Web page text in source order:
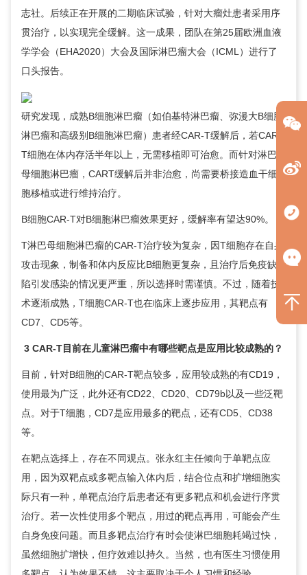
志社。后续正在开展的二期临床试验，针对大瘤灶患者采用序
贯治疗，以实现完全缓解。这一成果，团队在第25届欧洲血液
学学会（EHA2020）大会及国际淋巴瘤大会（ICML）进行了
口头报告。
研究发现，成熟B细胞淋巴瘤（如伯基特淋巴瘤、弥漫大B细胞
淋巴瘤和高级别B细胞淋巴瘤）患者经CAR-T缓解后，若CAR-
T细胞在体内存活半年以上，无需移植即可治愈。而针对淋巴
母细胞淋巴瘤，CART缓解后并非治愈，尚需要桥接造血干细
胞移植或进行维持治疗。
B细胞CAR-T对B细胞淋巴瘤效果更好，缓解率有望达90%。
T淋巴母细胞淋巴瘤的CAR-T治疗较为复杂，因T细胞存在自身
攻击现象，制备和体内反应比B细胞更复杂，且治疗后免疫缺
陷引发感染的情况更严重，所以选择时需谨慎。不过，随着技
术逐渐成熟，T细胞CAR-T也在临床上逐步应用，其靶点有
CD7、CD5等。
3 CAR-T目前在儿童淋巴瘤中有哪些靶点是应用比较成熟的？
目前，针对B细胞的CAR-T靶点较多，应用较成熟的有CD19，
使用最为广泛，此外还有CD22、CD20、CD79b以及一些泛靶
点。对于T细胞，CD7是应用最多的靶点，还有CD5、CD38
等。
在靶点选择上，存在不同观点。 张永红主任倾向于单靶点应
用，因为双靶点或多靶点输入体内后，结合位点和扩增细胞实
际只有一种，单靶点治疗后患者还有更多靶点和机会进行序贯
治疗。若一次性使用多个靶点，用过的靶点再用，可能会产生
自身免疫问题。而且多靶点治疗有时会使淋巴细胞耗竭过快，
虽然细胞扩增快，但疗效难以持久。当然，也有医生习惯使用